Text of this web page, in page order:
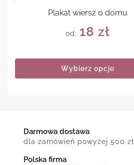
Plakat wiersz o domu
od: 18 zł
Wybierz opcje
Darmowa dostawa
dla zamówień powyżej 500 zł
Polska firma